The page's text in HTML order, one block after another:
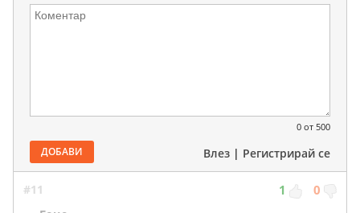
0 от 500
ДОБАВИ Влез | Регистрирай се
#11 1 0